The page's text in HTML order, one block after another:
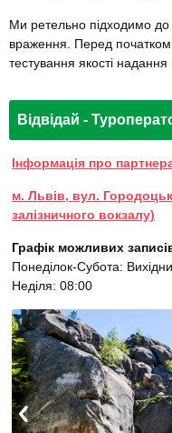
Ми ретельно підходимо до
враження. Перед
тестування якості надання
Відвідай -
Інформація про
м. Львів, вул.
залізничного вокзалу)
Графік можливих
Понеділок-Субота:
Неділя: 08:00